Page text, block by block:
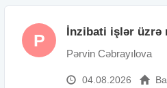
P İnzibati işlər üzrə
Pərvin Cəbrayılova
04.08.2026